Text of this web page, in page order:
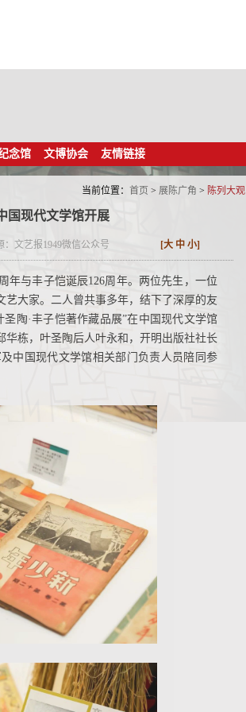
念馆 文博协会 友情链接
当前位置： 首页 > 展陈广角 > 陈列大观
国现代文学馆开展
：文艺报1949微信公众号 [大 中 小]
年与丰子恺诞辰126周年。两位先生，一位
大家。二人曾共事多年，结下了深厚的友
陶·丰子恺著作藏品展”在中国现代文学馆
华栋，叶圣陶后人叶永和，开明出版社社长
中国现代文学馆相关部门负责人员陪同参